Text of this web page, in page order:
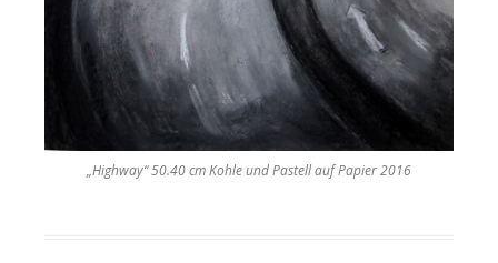
„Highway“ 50.40 cm Kohle und Pastell auf Papier 2016